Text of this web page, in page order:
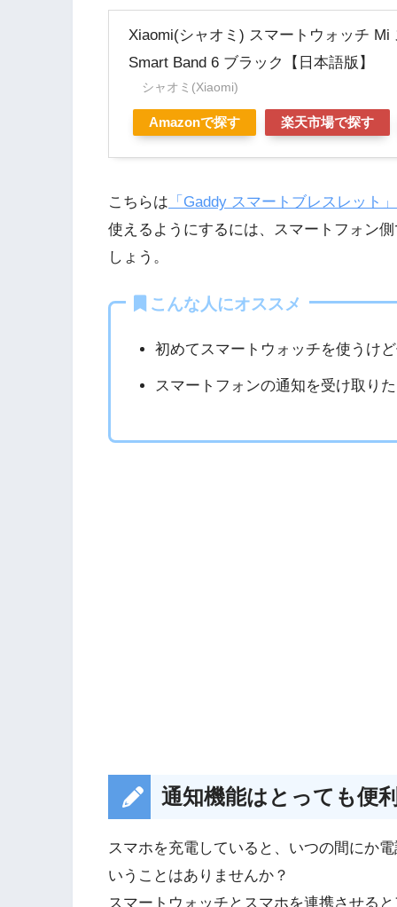
Xiaomi(シャオミ) スマートウォッチ Mi
Smart Band 6 ブラック【日本語版】
シャオミ(Xiaomi)
Amazonで探す 楽天市場で探す
こちらは 「Gaddy スマートブレスレット
使えるようにするには、スマートフォン
しょう。
こんな人にオススメ
初めてスマートウォッチを使うけ
スマートフォンの通知を受け取り
通知機能はとっても便
スマホを充電していると、いつの間にか
いうことはありませんか？
スマートウォッチとスマホを連携させる